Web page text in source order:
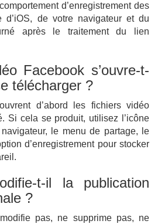
d’enregistrement des
d’iOS, de votre navigateur et du
après le traitement du lien
Facebook s’ouvre-t-
télécharger ?
d’abord les fichiers vidéo
Si cela se produit, utilisez l’icône
le menu de partage, le
d’enregistrement pour stocker
t-il la publication
?
pas, ne supprime pas, ne